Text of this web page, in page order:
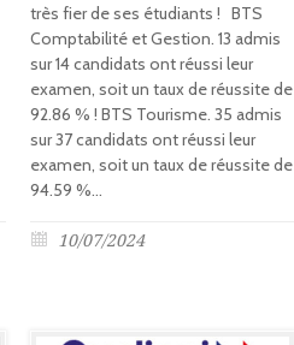
très fier de ses étudiants ! BTS
Comptabilité et Gestion. 13 admis
sur 14 candidats ont réussi leur
examen, soit un taux de réussite de
92.86 % ! BTS Tourisme. 35 admis
sur 37 candidats ont réussi leur
examen, soit un taux de réussite de
94.59 %...
10/07/2024